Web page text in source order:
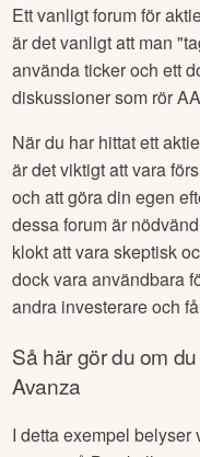
Ett vanligt forum för
är det vanligt att man
använda ticker och ett
diskussioner som rör
När du har hittat ett
är det viktigt att vara
och att göra din egen
dessa forum är
klokt att vara skeptisk
dock vara användbara
andra investerare och
Så här gör du om
Avanza
I detta exempel